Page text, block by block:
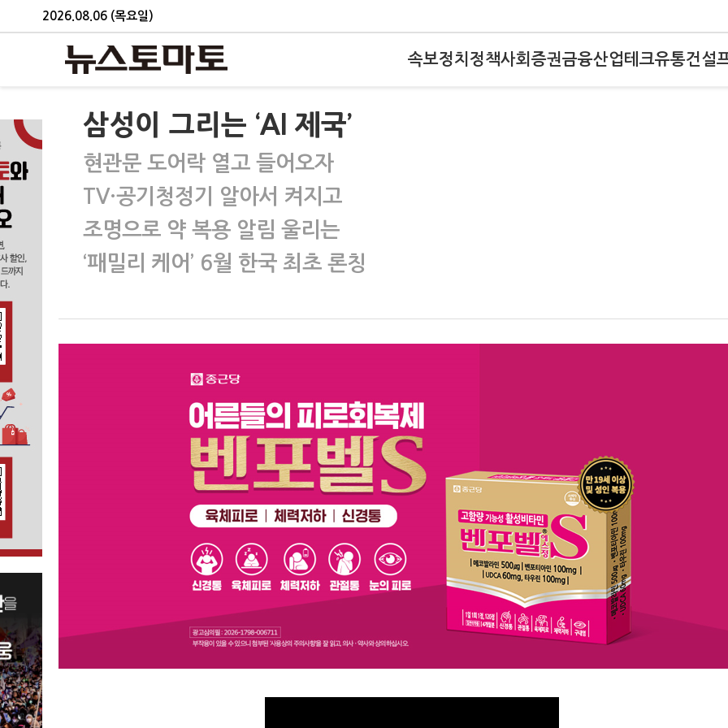
2026.08.06 (목요일)
속보정치 정책사회 증권금융산업테크유통건설
삼성이 그리는 ‘AI 제국’
현관문 도어락 열고 들어오자
TV·공기청정기 알아서 켜지고
조명으로 약 복용 알림 울리는
‘패밀리 케어’ 6월 한국 최초 론칭